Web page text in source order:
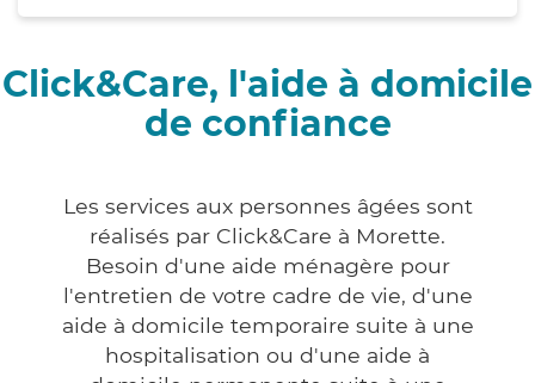
Click&Care, l'aide à domicile
de confiance
Les services aux personnes âgées sont
réalisés par Click&Care à Morette.
Besoin d'une aide ménagère pour
l'entretien de votre cadre de vie, d'une
aide à domicile temporaire suite à une
hospitalisation ou d'une aide à